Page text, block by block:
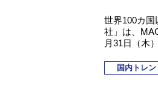
世界100カ
社」は、
月31日（木
国内トレン